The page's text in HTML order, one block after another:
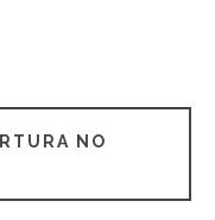
NO